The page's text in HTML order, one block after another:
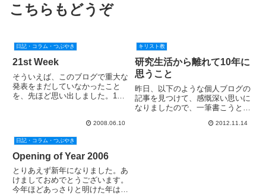
こちらもどうぞ
日記・コラム・つぶやき
21st Week
そういえば、このブログで重大な
発表をまだしていなかったこと
を、先ほど思い出しました。10
週間前から、ジタバタと胎動も始
当てているときは「ピタッ」と動
き...
2008.06.10
キリスト教
研究生活から離れて10年に
思うこと
昨日、以下のような個人ブログの
記事を見つけて、感慨深い思いに
なりましたので、一筆書こうと思
学の博士課程にきて初めて分かっ
2012.11.14
日記・コラム・つぶやき
Opening of Year 2006
とりあえず新年になりました。あ
けましておめでとうございます。
今年ほどあっさりと明けた年は，